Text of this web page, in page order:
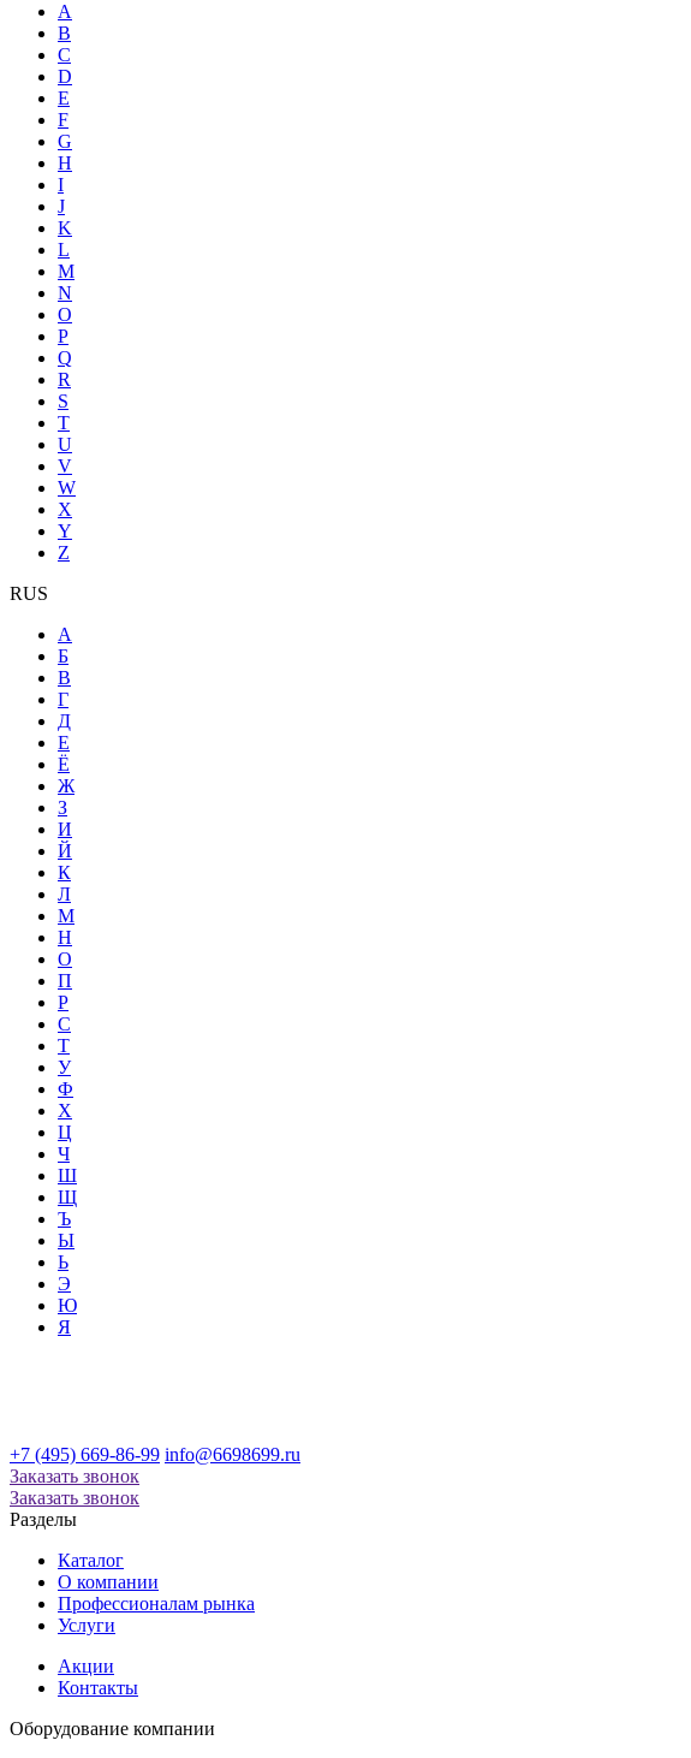
A
B
C
D
E
F
G
H
I
J
K
L
M
N
O
P
Q
R
S
T
U
V
W
X
Y
Z
RUS
А
Б
В
Г
Д
Е
Ё
Ж
З
И
Й
К
Л
М
Н
О
П
Р
С
Т
У
Ф
Х
Ц
Ч
Ш
Щ
Ъ
Ы
Ь
Э
Ю
Я
+7 (495) 669-86-99 info@6698699.ru
Заказать звонок
Заказать звонок
Разделы
Каталог
О компании
Профессионалам рынка
Услуги
Акции
Контакты
Оборудование компании